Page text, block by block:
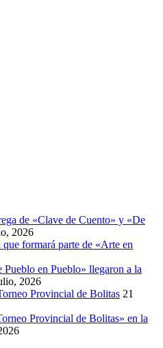
de «Clave de Cuento» y «De
2026
formará parte de «Arte en
en Pueblo» llegaron a la
2026
Provincial de Bolitas 21
Provincial de Bolitas» en la